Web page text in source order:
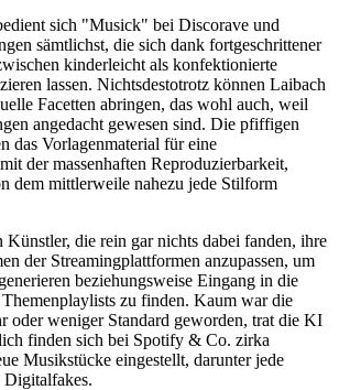
sich "Musick" bei Discorave und
sämtlichst, die sich dank fortgeschrittener
kinderleicht als konfektionierte
lassen. Nichtsdestotrotz können Laibach
Facetten abringen, das wohl auch, weil
angedacht gewesen sind. Die pfiffigen
das Vorlagenmaterial für eine
der massenhaften Reproduzierbarkeit,
dem mittlerweile nahezu jede Stilform
Künstler, die rein gar nichts dabei fanden, ihre
der Streamingplattformen anzupassen, um
beziehungsweise Eingang in die
zu finden. Kaum war die
oder weniger Standard geworden, trat die KI
finden sich bei Spotify & Co. zirka
Musikstücke eingestellt, darunter jede